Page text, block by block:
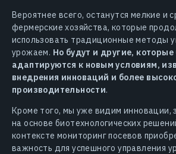
Вероятнее всего, останутся мелкие и
фермерские хозяйства, которые
использовать традиционные методы
урожаем. Но будут и другие,
адаптируются к новым условиям,
внедрения инноваций и более
производительности.
Кроме того, мы уже видим
на основе биотехнологических
контексте мониторинг посевов
важность для успешного управления